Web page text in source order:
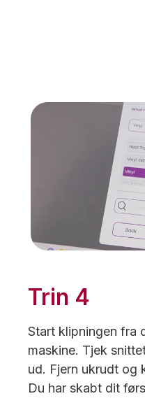
Trin 4
Start klipningen fra
maskine. Tjek
ud. Fjern ukrudt
Du har skabt dit